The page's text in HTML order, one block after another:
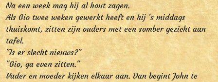
Na een week mag hij al hout zagen.
Als Gio twee weken gewerkt heeft en hij 's middags
thuiskomt, zitten zijn ouders met een somber gezicht aan
tafel.
"Is er slecht nieuws?"
"Gio, ga even zitten."
Vader en moeder kijken elkaar aan. Dan begint John te